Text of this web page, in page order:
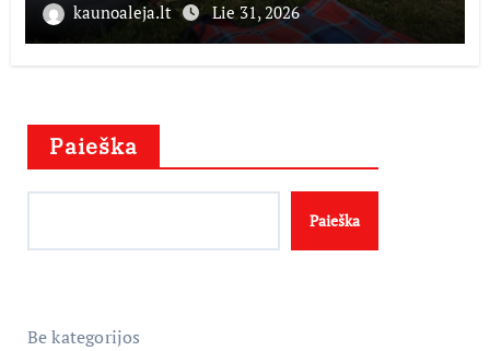
kaunoaleja.lt Lie 31, 2026
Paieška
Paieška
Be kategorijos